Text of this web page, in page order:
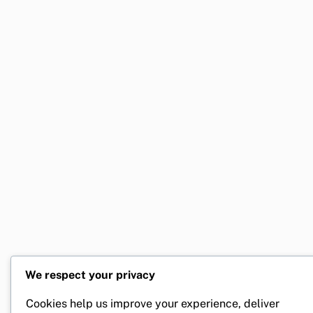
We respect your privacy
Cookies help us improve your experience, deliver